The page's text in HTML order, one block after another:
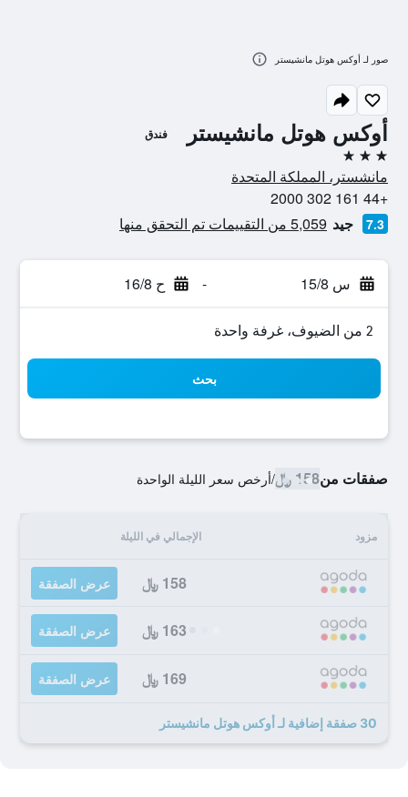
أوكس هوتل مانشيستر فندق
3 نجوم
مانشستر، المملكة المتحدة
+44 161 302 2000
7.3 جيد 5,059 من التقييمات تم التحقق منها
س 15/8 - ح 16/8
2 من الضيوف، غرفة واحدة
بحث
صفقات من158 ﷼ /أرخص سعر الليلة الواحدة
مزود الإجمالي في الليلة
158 ﷼ عرض الصفقة
163 ﷼ عرض الصفقة
169 ﷼ عرض الصفقة
30 صفقة إضافية لـ أوكس هوتل مانشيستر
صور لـ أوكس هوتل مانشيستر